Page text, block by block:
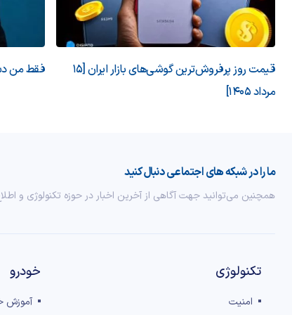
قیمت روز پرفروش‌ترین گوشی‌های بازار ایران [15
مرداد 1405]
فقط من
ما را در شبکه های اجتماعی دنبال کنید
همچنین می‌توانید جهت آگاهی از آخرین اخبار در حوزه تکنولوژی و
تکنولوژی
امنیت
خودرو
آموزش